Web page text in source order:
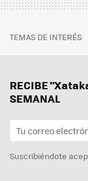
TEMAS DE INTERÉS
RECIBE
SEMANAL
Suscribiéndote